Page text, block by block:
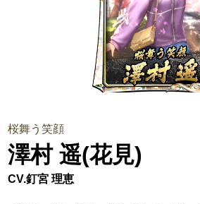
桜舞う笑顔
澤村 遥(花見)
CV.釘宮 理恵